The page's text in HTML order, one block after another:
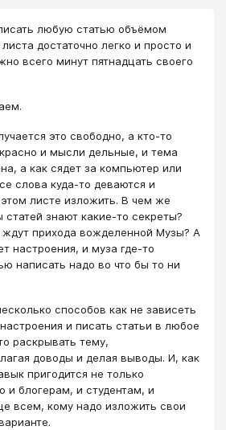
любую статью объёмом
достаточно легко и просто и
всего минут пятнадцать своего
это свободно, а кто-то
и мысли дельные, и тема
а как сядет за компьютер или
слова куда-то деваются и
листе изложить. В чем же
знают какие-то секреты?
прихода вожделенной Музы? А
настроения, и муза где-то
написать надо во что бы то ни
способов как не зависеть
и писать статьи в любое
раскрывать тему,
доводы и делая выводы. И, как
пригодится не только
и блогерам, и студентам, и
всем, кому надо изложить свои